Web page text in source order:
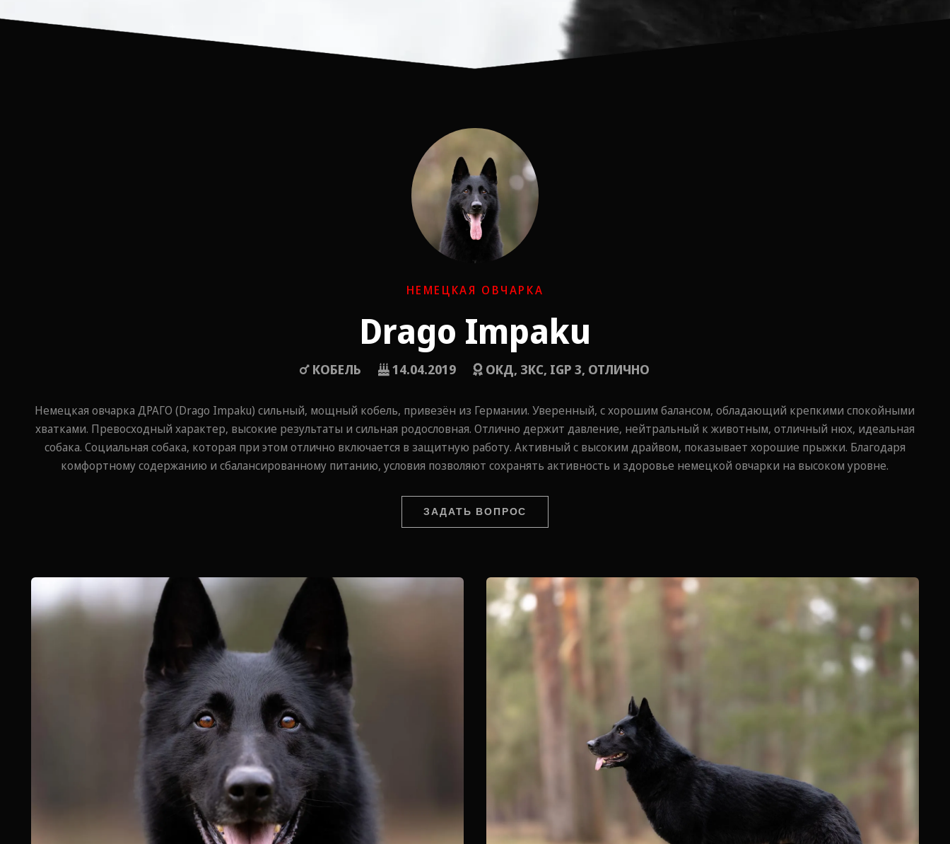
НЕМЕЦКАЯ ОВЧАРКА
Drago Impaku
КОБЕЛЬ 14.04.2019 ОКД, ЗКС, IGP 3, ОТЛИЧНО
Немецкая овчарка ДРАГО (Drago Impaku) сильный, мощный кобель, привезён из Германии. Уверенный, с хорошим балансом, обладающий крепкими спокойными
хватками. Превосходный характер, высокие результаты и сильная родословная. Отлично держит давление, нейтральный к животным, отличный нюх, идеальная
собака. Социальная собака, которая при этом отлично включается в защитную работу. Активный с высоким драйвом, показывает хорошие прыжки. Благодаря
комфортному содержанию и сбалансированному питанию, условия позволяют сохранять активность и здоровье немецкой овчарки на высоком уровне.
ЗАДАТЬ ВОПРОС